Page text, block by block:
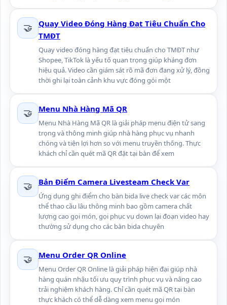
🤝
Quay Video Đóng Hàng Đạt Tiêu Chuẩn Cho
TMĐT
Quay video đóng hàng đạt tiêu chuẩn cho TMĐT như
Shopee, TikTok là yếu tố quan trọng giúp kháng đơn
hiệu quả. Video cần giám sát rõ mã đơn đang xử lý, đồng
thời ghi lại toàn cảnh khu vực đóng gói một
🤝 Menu Nhà Hàng Mã QR
Menu Nhà Hàng Mã QR là giải pháp menu điện tử sang
trọng và thông minh giúp nhà hàng phục vụ nhanh
chóng và tiện lợi hơn so với menu truyền thống. Thực
khách chỉ cần quét mã QR đặt tại bàn để xem
🤝 Bản Điểm Camera Livesteam Check Var
Ứng dụng ghi điểm cho bàn bida live check var các môn
thể thao cầu lâu thông minh bao gồm camera chất
lượng cao gọi món, gọi phục vụ down lại đoạn video hay
thường sử dụng cho các bàn bida chuyên
🤝 Menu Order QR Online
Menu Order QR Online là giải pháp hiện đại giúp nhà
hàng quán nhậu tối ưu quy trình phục vụ và nâng cao
trải nghiệm khách hàng. Chỉ cần quét mã QR tại bàn
thực khách có thể dễ dàng xem menu gọi món